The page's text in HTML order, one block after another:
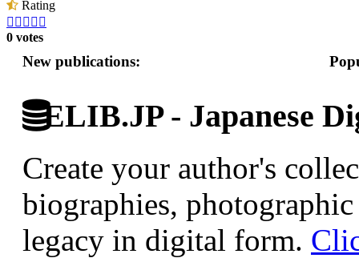
Rating
    
0 votes
New publications:
ELIB.JP - Japanese
Create your author's
biographies,
legacy in digital form.